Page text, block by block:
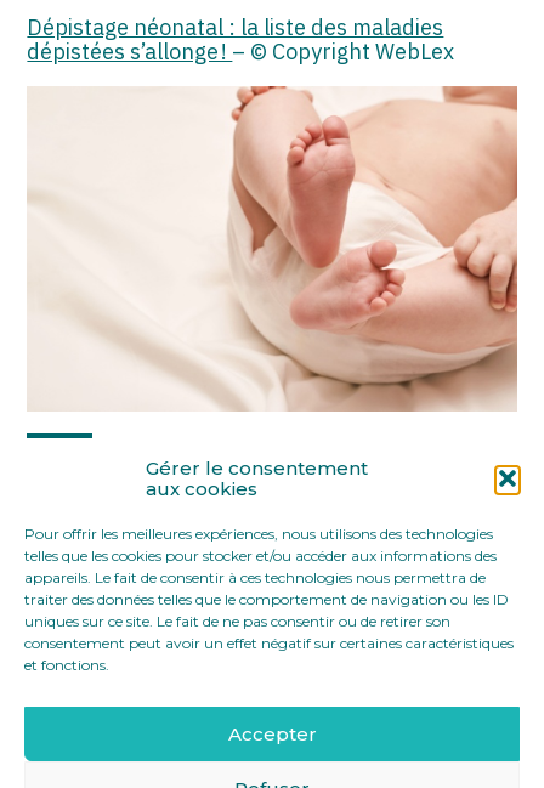
Gérer le consentement
aux cookies
Pour offrir les meilleures expériences, nous utilisons des technologies
telles que les cookies pour stocker et/ou accéder aux informations des
appareils. Le fait de consentir à ces technologies nous permettra de
traiter des données telles que le comportement de navigation ou les ID
uniques sur ce site. Le fait de ne pas consentir ou de retirer son
consentement peut avoir un effet négatif sur certaines caractéristiques
et fonctions.
Accepter
Dépistage néonatal : la liste des maladies
dépistées s’allonge ! – © Copyright WebLex
FaceBook
TwitterLinkedIn